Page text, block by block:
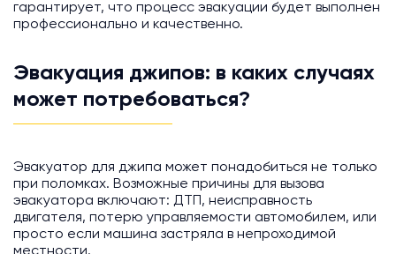
гарантирует, что процесс эвакуации будет выполнен
профессионально и качественно.
Эвакуация джипов: в каких случаях
может потребоваться?
Эвакуатор для джипа может понадобиться не только
при поломках. Возможные причины для вызова
эвакуатора включают: ДТП, неисправность
двигателя, потерю управляемости автомобилем, или
просто если машина застряла в непроходимой